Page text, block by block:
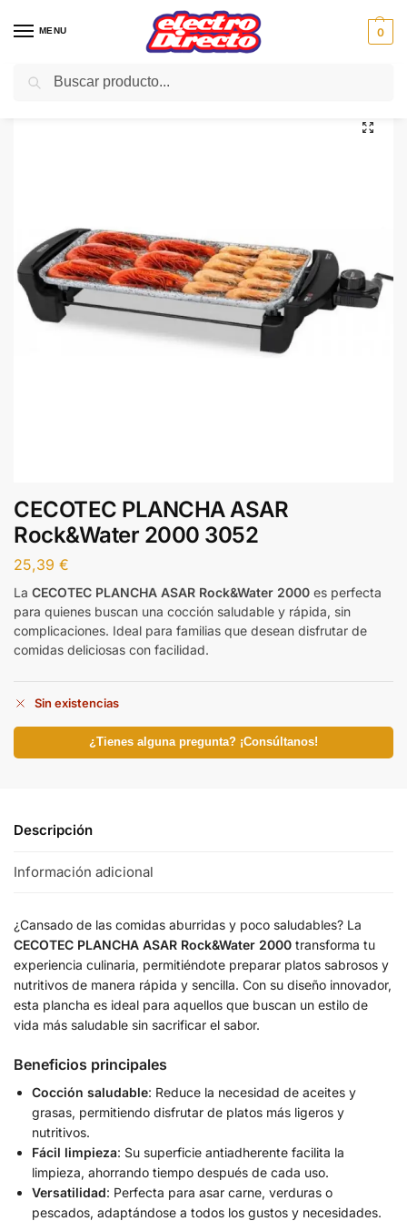
MENU 0
Inicio PAE / Cocina / Plancha de Asar
CECOTEC PLANCHA ASAR
Rock&Water 2000 3052
25,39 €
La CECOTEC PLANCHA ASAR Rock&Water 2000 es perfecta
para quienes buscan una cocción saludable y rápida, sin
complicaciones. Ideal para familias que desean disfrutar de
comidas deliciosas con facilidad.
Sin existencias
¿Tienes alguna pregunta? ¡Consúltanos!
Descripción
Información adicional
¿Cansado de las comidas aburridas y poco saludables? La
CECOTEC PLANCHA ASAR Rock&Water 2000 transforma tu
experiencia culinaria, permitiéndote preparar platos sabrosos y
nutritivos de manera rápida y sencilla. Con su diseño innovador,
esta plancha es ideal para aquellos que buscan un estilo de
vida más saludable sin sacrificar el sabor.
Beneficios principales
Cocción saludable: Reduce la necesidad de aceites y
grasas, permitiendo disfrutar de platos más ligeros y
nutritivos.
Fácil limpieza: Su superficie antiadherente facilita la
limpieza, ahorrando tiempo después de cada uso.
Versatilidad: Perfecta para asar carne, verduras o
pescados, adaptándose a todos los gustos y necesidades.